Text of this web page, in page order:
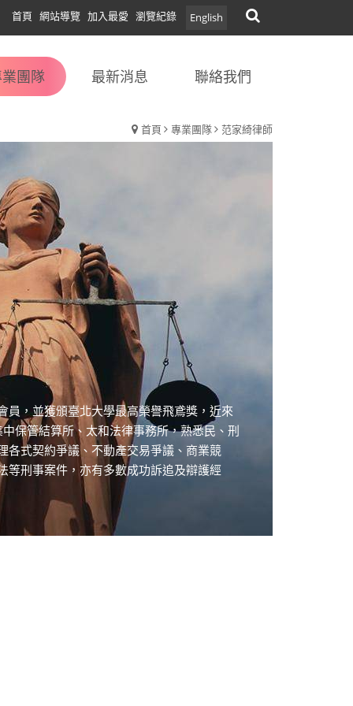
首頁 網站導覽 加入最愛 English
瀏覽紀錄
團隊 最新消息 聯絡我們
首頁 專業團隊 范家綺律師
員，並獲頒臺北大學最高榮譽飛鳶獎，近來
保管結算所、太和法律事務所，熟悉民、刑
各式契約爭議、不動產交易爭議、商業競
等刑事案件，亦有多數成功訴追及辯護經